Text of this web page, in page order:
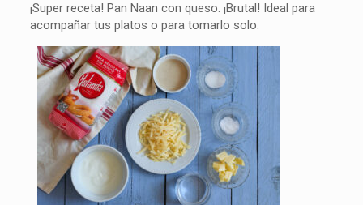
¡Super receta! Pan Naan con queso. ¡Brutal! Ideal para
acompañar tus platos o para tomarlo solo.